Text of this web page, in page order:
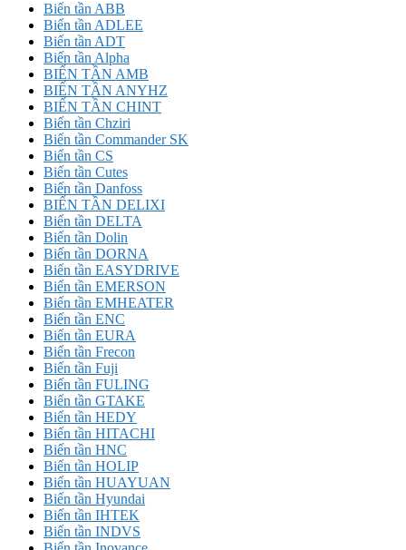
Biến tần ABB
Biến tần ADLEE
Biến tần ADT
Biến tần Alpha
BIẾN TẦN AMB
BIẾN TẦN ANYHZ
BIẾN TẦN CHINT
Biến tần Chziri
Biến tần Commander SK
Biến tần CS
Biến tần Cutes
Biến tần Danfoss
BIẾN TẦN DELIXI
Biến tần DELTA
Biến tần Dolin
Biến tần DORNA
Biến tần EASYDRIVE
Biến tần EMERSON
Biến tần EMHEATER
Biến tần ENC
Biến tần EURA
Biến tần Frecon
Biến tần Fuji
Biến tần FULING
Biến tần GTAKE
Biến tần HEDY
Biến tần HITACHI
Biến tần HNC
Biến tần HOLIP
Biến tần HUAYUAN
Biến tần Hyundai
Biến tần IHTEK
Biến tần INDVS